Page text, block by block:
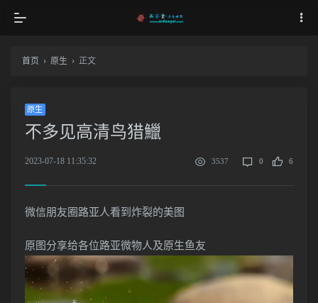
首页 › 原生 › 正文
原生
不多见高清鸟猎鱲
2023-07-18 11:35:32 3537 0 6
微信朋友圈路亚人看到炸裂的美图
原图分享给各位路亚微物人及原生鱼友